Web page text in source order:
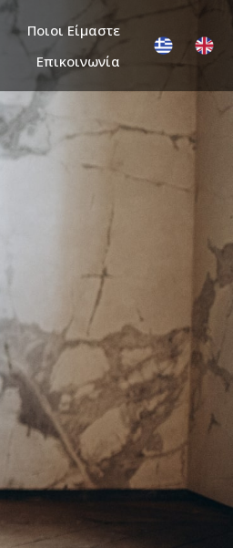
Ποιοι Είμαστε
Επικοινωνία